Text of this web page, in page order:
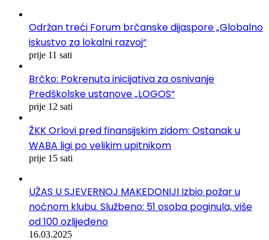
Održan treći Forum brčanske dijaspore „Globalno
iskustvo za lokalni razvoj“
prije 11 sati
Brčko: Pokrenuta inicijativa za osnivanje
Predškolske ustanove „LOGOS“
prije 12 sati
ŽKK Orlovi pred finansijskim zidom: Ostanak u
WABA ligi po velikim upitnikom
prije 15 sati
UŽAS U SJEVERNOJ MAKEDONIJI Izbio požar u
noćnom klubu. Službeno: 51 osoba poginula, više
od 100 ozlijeđeno
16.03.2025